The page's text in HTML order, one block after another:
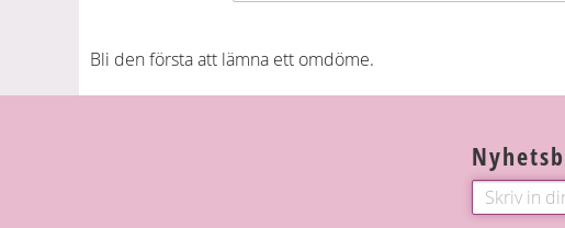
Bli den första att lämna ett omdöme.